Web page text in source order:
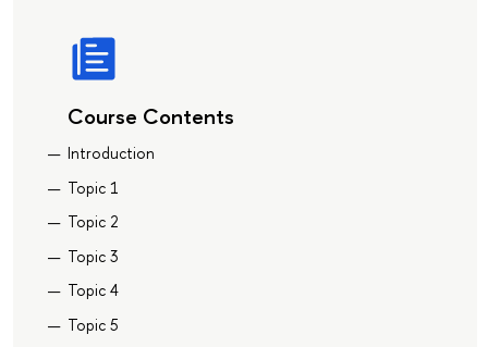
Course Contents
Introduction
Topic 1
Topic 2
Topic 3
Topic 4
Topic 5